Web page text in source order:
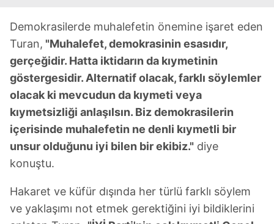
Demokrasilerde muhalefetin önemine işaret eden
Turan, "Muhalefet, demokrasinin esasıdır,
gerçeğidir. Hatta iktidarın da kıymetinin
göstergesidir. Alternatif olacak, farklı söylemler
olacak ki mevcudun da kıymeti veya
kıymetsizliği anlaşılsın. Biz demokrasilerin
içerisinde muhalefetin ne denli kıymetli bir
unsur olduğunu iyi bilen bir ekibiz." diye
konuştu.
Hakaret ve küfür dışında her türlü farklı söylem
ve yaklaşımı not etmek gerektiğini iyi bildiklerini